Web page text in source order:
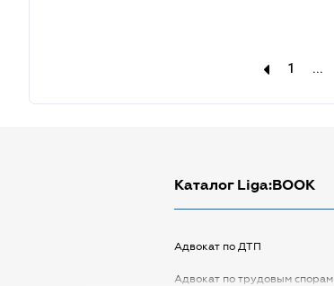
1 ...
Каталог Liga:BOOK
Адвокат по ДТП
Адвокат по трудовым спорам